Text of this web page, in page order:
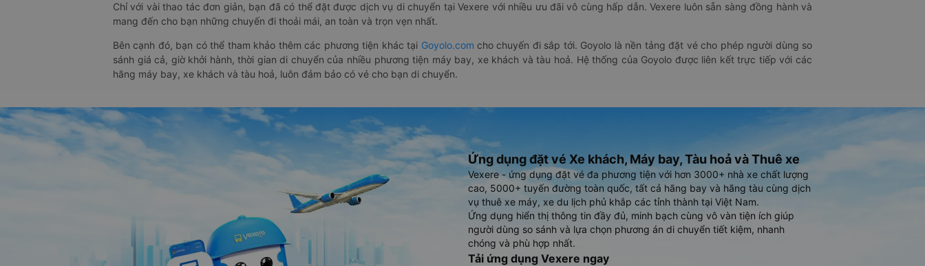
Chỉ với vài thao tác đơn giản, bạn đã có thể đặt được dịch vụ di chuyển tại Vexere với nhiều ưu đãi vô cùng hấp dẫn. Vexere luôn sẵn sàng đồng hành và
mang đến cho bạn những chuyến đi thoải mái, an toàn và trọn vẹn nhất.
Bên cạnh đó, bạn có thể tham khảo thêm các phương tiện khác tại Goyolo.com cho chuyến đi sắp tới. Goyolo là nền tảng đặt vé cho phép người dùng so
sánh giá cả, giờ khởi hành, thời gian di chuyển của nhiều phương tiện máy bay, xe khách và tàu hoả. Hệ thống của Goyolo được liên kết trực tiếp với các
hãng máy bay, xe khách và tàu hoả, luôn đảm bảo có vé cho bạn di chuyển.
Ứng dụng đặt vé Xe khách, Máy bay, Tàu hoả và Thuê xe
Vexere - ứng dụng đặt vé đa phương tiện với hơn 3000+ nhà xe chất lượng
cao, 5000+ tuyến đường toàn quốc, tất cả hãng bay và hãng tàu cùng dịch
vụ thuê xe máy, xe du lịch phủ khắp các tỉnh thành tại Việt Nam.
Ứng dụng hiển thị thông tin đầy đủ, minh bạch cùng vô vàn tiện ích giúp
người dùng so sánh và lựa chọn phương án di chuyển tiết kiệm, nhanh
chóng và phù hợp nhất.
Tải ứng dụng Vexere ngay